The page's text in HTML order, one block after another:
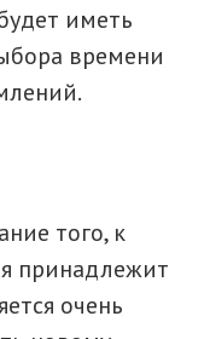
иметь
времени
того, к
принадлежит
очень